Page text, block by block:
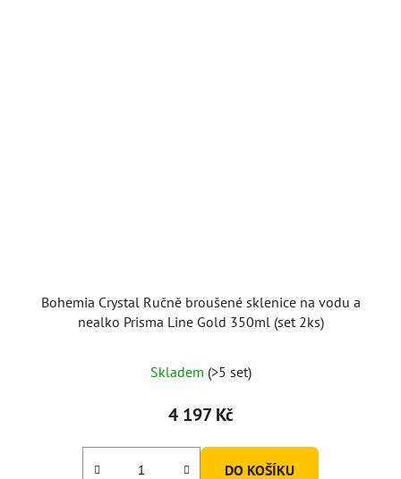
Bohemia Crystal Ručně broušené sklenice na vodu a
nealko Prisma Line Gold 350ml (set 2ks)
Skladem (>5 set)
4 197 Kč
DO KOŠÍKU